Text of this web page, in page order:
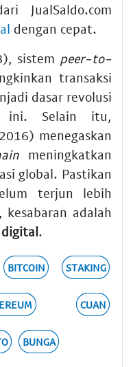
JualSaldo.com
dengan cepat.
sistem peer-to-
transaksi
dasar revolusi
ini. Selain itu,
menegaskan
meningkatkan
global. Pastikan
terjun lebih
adalah
.
BITCOIN STAKING
CUAN
BUNGA